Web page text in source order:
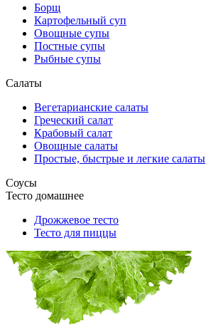
Борщ
Картофельный суп
Овощные супы
Постные супы
Рыбные супы
Салаты
Вегетарианские салаты
Греческий салат
Крабовый салат
Овощные салаты
Простые, быстрые и легкие салаты
Соусы
Тесто домашнее
Дрожжевое тесто
Тесто для пиццы